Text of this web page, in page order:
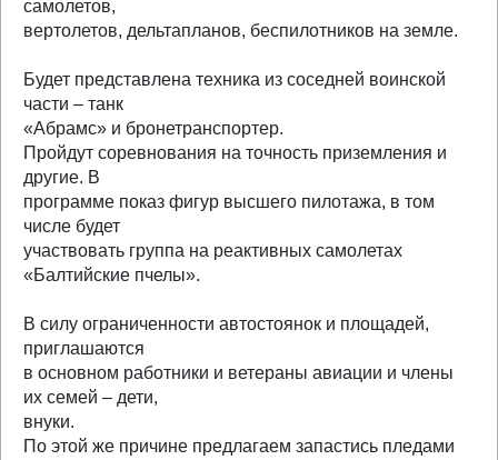
самолетов,
вертолетов, дельтапланов, беспилотников на земле.
Будет представлена техника из соседней воинской
части – танк
«Абрамс» и бронетранспортер.
Пройдут соревнования на точность приземления и
другие. В
программе показ фигур высшего пилотажа, в том
числе будет
участвовать группа на реактивных самолетах
«Балтийские пчелы».
В силу ограниченности автостоянок и площадей,
приглашаются
в основном работники и ветераны авиации и члены
их семей – дети,
внуки.
По этой же причине предлагаем запастись пледами